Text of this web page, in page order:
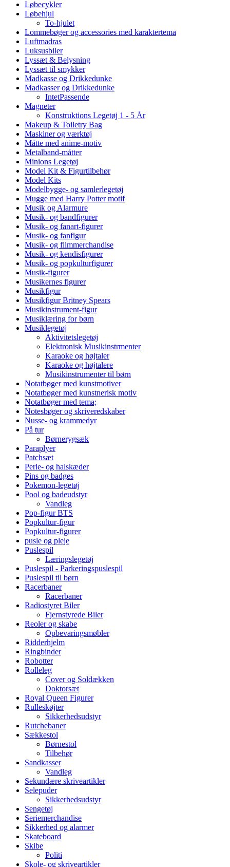
Løbecykler
Løbehjul
To-hjulet
Lommebøger og accessories med karaktertema
Luftmadras
Luksusbiler
Lyssæt & Belysning
Lyssæt til smykker
Madkasse og Drikkedunke
Madkasser og Drikkedunke
IntetPassende
Magneter
Konstruktions Legetøj 1 - 5 År
Makeup & Toiletry Bag
Maskiner og værktøj
Måtte med anime-motiv
Metalband-måtter
Minions Legetøj
Model Kit & Figurtilbehør
Model Kits
Modelbygge- og samlerlegetøj
Mugge med Harry Potter motif
Musik og Alarmure
Musik- og bandfigurer
Musik- og fanart-figurer
Musik- og fanfigur
Musik- og filmmerchandise
Musik- og kendisfigurer
Musik- og popkulturfigurer
Musik-figurer
Musikernes figurer
Musikfigur
Musikfigur Britney Spears
Musikinstrument-figur
Musiklæring for børn
Musiklegetøj
Aktivitetslegetøj
Elektronisk Musikinstrmenter
Karaoke og højtaler
Karaoke og højtalere
Musikinstrumenter til børn
Notatbøger med kunstmotiver
Notatbøger med kunstnerisk motiv
Notatbøger med tema;
Notesbøger og skriveredskaber
Nusse- og krammedyr
På tur
Børnerygsæk
Paraplyer
Patchsæt
Perle- og halskæder
Pins og badges
Pokemon-legetøj
Pool og badeudstyr
Vandleg
Pop-figur BTS
Popkultur-figur
Popkultur-figurer
pusle og pleje
Puslespil
Læringslegetøj
Puslespil - Parkeringspuslespil
Puslespil til børn
Racerbaner
Racerbaner
Radiostyret Biler
Fjernstyrede Biler
Reoler og skabe
Opbevaringsmøbler
Ridderhjelm
Ringbinder
Robotter
Rolleleg
Cover og Soldækken
Doktorsæt
Royal Queen Figurer
Rulleskøjter
Sikkerhedsudstyr
Rutchebaner
Sækkestol
Børnestol
Tilbehør
Sandkasser
Vandleg
Sekundære skriveartikler
Selepuder
Sikkerhedsudstyr
Sengetøj
Seriemerchandise
Sikkerhed og alarmer
Skateboard
Skibe
Politi
Skole- og skriveartikler